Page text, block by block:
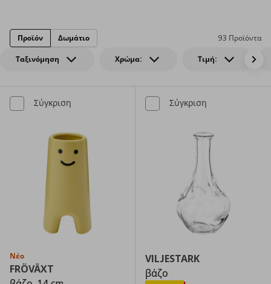
Ταξινόμηση Χρώμα: Τιμή:
93 Προϊόντα
Προϊόν Δωμάτιο
Σύγκριση
Νέο
FRÖVÄXT
Σύγκριση
VILJESTARK
βάζο